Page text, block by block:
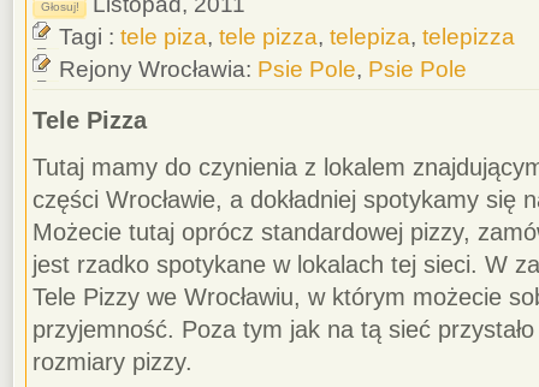
Głosuj!
Tagi : tele piza, tele pizza, telepiza, telepizza
Rejony Wrocławia: Psie Pole, Psie Pole
Tele Pizza
Tutaj mamy do czynienia z lokalem
części Wrocławie, a dokładniej spotykamy się
Możecie tutaj oprócz standardowej pizzy,
jest rzadko spotykane w lokalach tej sieci. W
Tele Pizzy we Wrocławiu, w którym możecie
przyjemność. Poza tym jak na tą sieć
rozmiary pizzy.